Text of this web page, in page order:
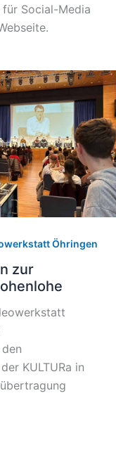
Social-Media
Öhringen
zur
KULTURa in